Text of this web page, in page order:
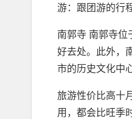
游：跟团游的行
南郭寺 南郭寺
好去处。此外，
市的历史文化中
旅游性价比高十
用，都会比旺季